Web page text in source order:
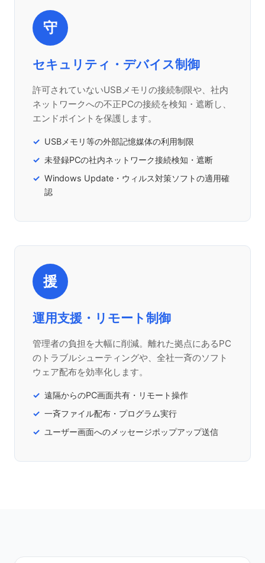
守
セキュリティ・デバイス制御
許可されていないUSBメモリの接続制限や、社内
ネットワークへの不正PCの接続を検知・遮断し、
エンドポイントを保護します。
USBメモリ等の外部記憶媒体の利用制限
未登録PCの社内ネットワーク接続検知・遮断
Windows Update・ウィルス対策ソフトの適用確
認
援
運用支援・リモート制御
管理者の負担を大幅に削減。離れた拠点にあるPC
のトラブルシューティングや、全社一斉のソフト
ウェア配布を効率化します。
遠隔からのPC画面共有・リモート操作
一斉ファイル配布・プログラム実行
ユーザー画面へのメッセージポップアップ送信